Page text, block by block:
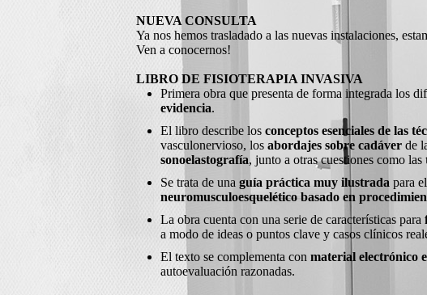
NUEVA CONSULTA
Ya nos hemos trasladado a las nuevas instalaciones,
Ven a conocernos!
LIBRO DE FISIOTERAPIA INVASIVA
Primera obra que presenta de forma integrada los
evidencia.
El libro describe los conceptos esenciales de las
vasculonervioso, los abordajes sobre cadáver de
sonoelastografía, junto a otras cuestiones como las
Se trata de una guía práctica muy ilustrada para
neuromusculoesquelético basado en
La obra cuenta con una serie de características para
a modo de ideas o puntos clave y casos clínicos
El texto se complementa con material electrónico
autoevaluación razonadas.